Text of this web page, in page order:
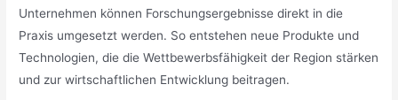
Unternehmen können Forschungsergebnisse direkt in die
Praxis umgesetzt werden. So entstehen neue Produkte und
Technologien, die die Wettbewerbsfähigkeit der Region stärken
und zur wirtschaftlichen Entwicklung beitragen.